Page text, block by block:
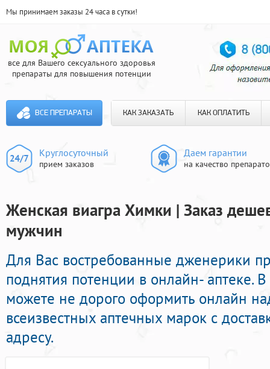
Мы принимаем заказы 24 часа в сутки!
все для Вашего сексуального здоровья
препараты для повышения потенции
ВСЕ ПРЕПАРАТЫ КАК ЗАКАЗАТЬ КАК ОПЛАТИТЬ
Круглосуточный
прием заказов
Даем гарантии
на качество
Женская виагра Химки | Заказ
мужчин
Для Вас востребованные дженерики
поднятия потенции в онлайн- аптеке.
можете не дорого оформить онлайн
всеизвестных аптечных марок с
адресу.